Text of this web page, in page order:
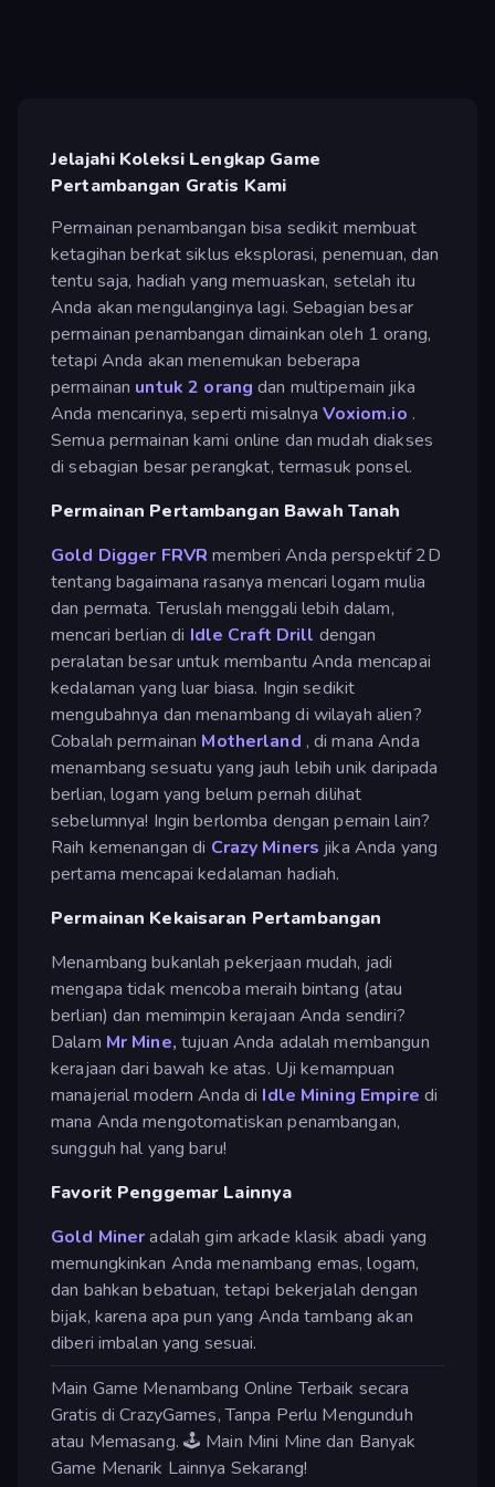
Jelajahi Koleksi Lengkap Game
Pertambangan Gratis Kami
Permainan penambangan bisa sedikit membuat
ketagihan berkat siklus eksplorasi, penemuan, dan
tentu saja, hadiah yang memuaskan, setelah itu
Anda akan mengulanginya lagi. Sebagian besar
permainan penambangan dimainkan oleh 1 orang,
tetapi Anda akan menemukan beberapa
permainan untuk 2 orang dan multipemain jika
Anda mencarinya, seperti misalnyaVoxiom.io .
Semua permainan kami online dan mudah diakses
di sebagian besar perangkat, termasuk ponsel.
Permainan Pertambangan Bawah Tanah
Gold Digger FRVR memberi Anda perspektif 2D
tentang bagaimana rasanya mencari logam mulia
dan permata. Teruslah menggali lebih dalam,
mencari berlian di Idle Craft Drill dengan
peralatan besar untuk membantu Anda mencapai
kedalaman yang luar biasa. Ingin sedikit
mengubahnya dan menambang di wilayah alien?
Cobalah permainan Motherland , di mana Anda
menambang sesuatu yang jauh lebih unik daripada
berlian, logam yang belum pernah dilihat
sebelumnya! Ingin berlomba dengan pemain lain?
Raih kemenangan di Crazy Miners jika Anda yang
pertama mencapai kedalaman hadiah.
Permainan Kekaisaran Pertambangan
Menambang bukanlah pekerjaan mudah, jadi
mengapa tidak mencoba meraih bintang (atau
berlian) dan memimpin kerajaan Anda sendiri?
Dalam Mr Mine, tujuan Anda adalah membangun
kerajaan dari bawah ke atas. Uji kemampuan
manajerial modern Anda di Idle Mining Empire di
mana Anda mengotomatiskan penambangan,
sungguh hal yang baru!
Favorit Penggemar Lainnya
Gold Mineradalah gim arkade klasik abadi yang
memungkinkan Anda menambang emas, logam,
dan bahkan bebatuan, tetapi bekerjalah dengan
bijak, karena apa pun yang Anda tambang akan
diberi imbalan yang sesuai.
Main Game Menambang Online Terbaik secara
Gratis di CrazyGames, Tanpa Perlu Mengunduh
atau Memasang. 🕹️ Main Mini Mine dan Banyak
Game Menarik Lainnya Sekarang!